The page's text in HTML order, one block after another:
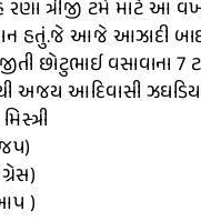
ત્રીજી ટર્મ માટે આ
હતું.જે આજે આઝાદી
છોટુભાઈ વસાવાના 7
આદિવાસી
)